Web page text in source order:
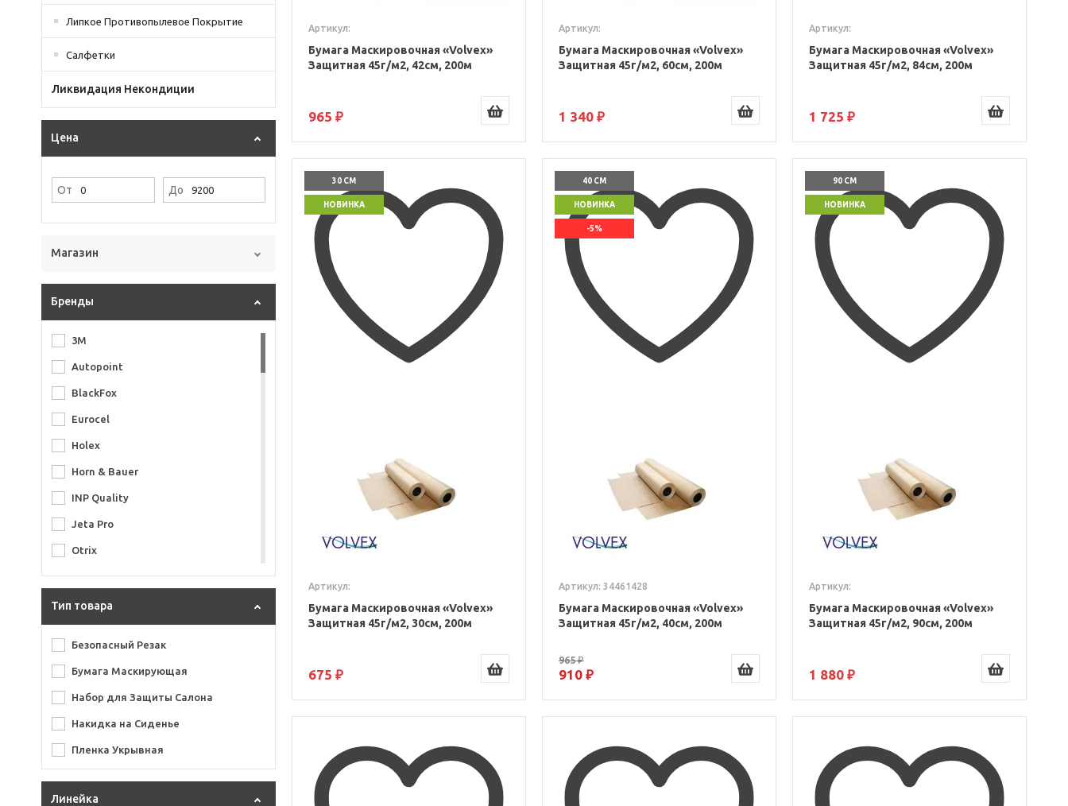
Липкое Противопылевое Покрытие
Салфетки
Ликвидация Некондиции
Цена
От До
Магазин
Бренды
3M
Autopoint
BlackFox
Eurocel
Holex
Horn & Bauer
INP Quality
Jeta Pro
Otrix
Rand
RoxelPro
Тип товара
Безопасный Резак
Бумага Маскирующая
Набор для Защиты Салона
Накидка на Сиденье
Пленка Укрывная
Линейка
Артикул:
Бумага Маскировочная «Volvex»
Защитная 45г/м2, 42см, 200м
965 ₽
Артикул:
Бумага Маскировочная «Volvex»
Защитная 45г/м2, 60см, 200м
1 340 ₽
Артикул:
Бумага Маскировочная «Volvex»
Защитная 45г/м2, 84см, 200м
1 725 ₽
30 СМ
НОВИНКА
Артикул:
Бумага Маскировочная «Volvex»
Защитная 45г/м2, 30см, 200м
675 ₽
40 СМ
НОВИНКА
-5%
Артикул: 34461428
Бумага Маскировочная «Volvex»
Защитная 45г/м2, 40см, 200м
965 ₽
910 ₽
90 СМ
НОВИНКА
Артикул:
Бумага Маскировочная «Volvex»
Защитная 45г/м2, 90см, 200м
1 880 ₽